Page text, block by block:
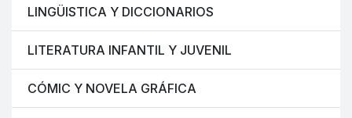
LINGÜISTICA Y DICCIONARIOS
LITERATURA INFANTIL Y JUVENIL
CÓMIC Y NOVELA GRÁFICA